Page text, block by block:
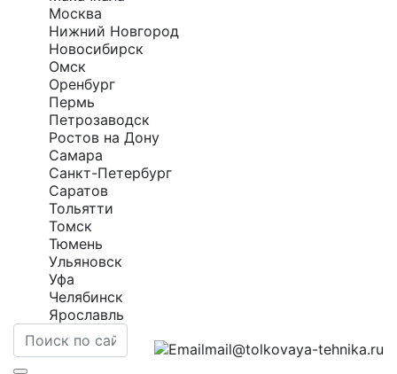
Москва
Нижний Новгород
Новосибирск
Омск
Оренбург
Пермь
Петрозаводск
Ростов на Дону
Самара
Санкт-Петербург
Саратов
Тольятти
Томск
Тюмень
Ульяновск
Уфа
Челябинск
Ярославль
mail@tolkovaya-tehnika.ru